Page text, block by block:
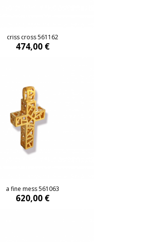
criss cross 561162
474,00 €
a fine mess 561063
620,00 €
a fine mess 561063
620,00 €